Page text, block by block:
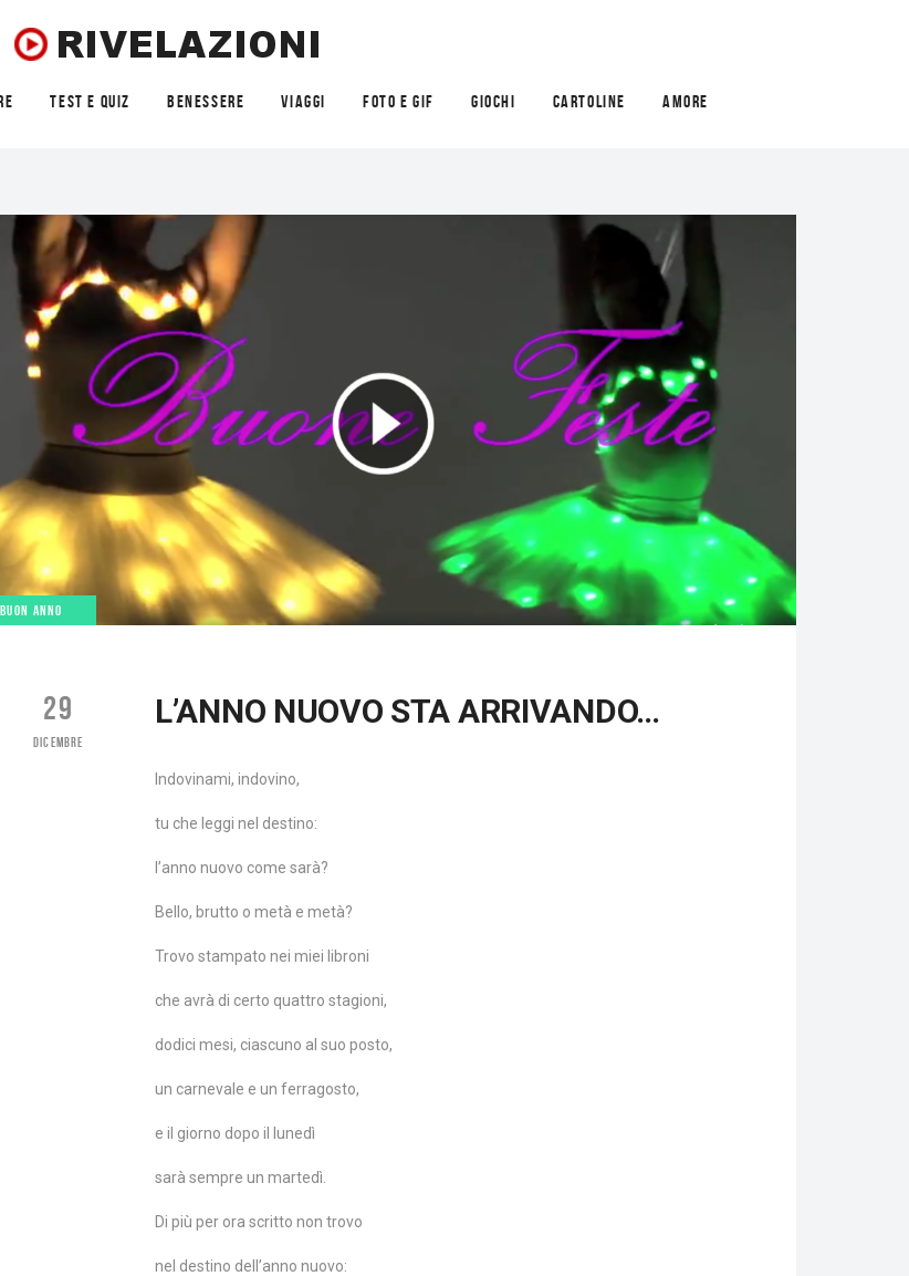
TEST E QUIZ BENESSERE VIAGGI FOTO E GIF GIOCHI CARTOLINE AMORE
BUON ANNO
29
DICEMBRE
L’ANNO NUOVO STA ARRIVANDO…
Indovinami, indovino,
tu che leggi nel destino:
l’anno nuovo come sarà?
Bello, brutto o metà e metà?
Trovo stampato nei miei libroni
che avrà di certo quattro stagioni,
dodici mesi, ciascuno al suo posto,
un carnevale e un ferragosto,
e il giorno dopo il lunedì
sarà sempre un martedì.
Di più per ora scritto non trovo
nel destino dell’anno nuovo: